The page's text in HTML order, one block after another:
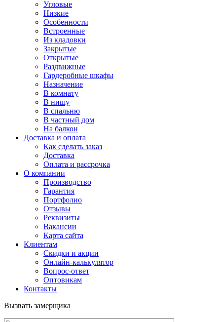
Угловые
Низкие
Особенности
Встроенные
Из кладовки
Закрытые
Открытые
Раздвижные
Гардеробные шкафы
Назначение
В комнату
В нишу
В спальню
В частный дом
На балкон
Доставка и оплата
Как сделать заказ
Доставка
Оплата и рассрочка
О компании
Производство
Гарантия
Портфолио
Отзывы
Реквизиты
Вакансии
Карта сайта
Клиентам
Скидки и акции
Онлайн-калькулятор
Вопрос-ответ
Оптовикам
Контакты
Вызвать замерщика